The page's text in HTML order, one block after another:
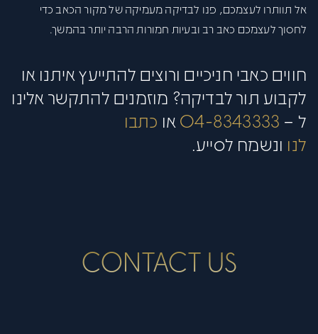
אל תוותרו לעצמכם, פנו לבדיקה מעמיקה של מקור הכאב כדי
לחסוך לעצמכם כאב רב ובעיות חמורות הרבה יותר בהמשך.
חווים כאבי חניכיים ורוצים להתייעץ איתנו או
לקבוע תור לבדיקה? מוזמנים להתקשר אלינו
ל – 04-8343333 או כתבו
לנו ונשמח לסייע.
CONTACT US